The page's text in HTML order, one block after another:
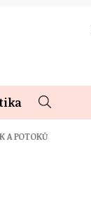
A POTOKŮ